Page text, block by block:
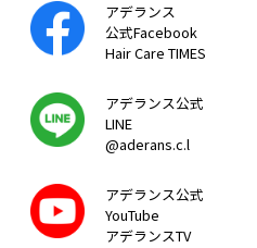
アデランス
公式Facebook
Hair Care TIMES
アデランス公式
LINE
@aderans.c.l
アデランス公式
YouTube
アデランスTV